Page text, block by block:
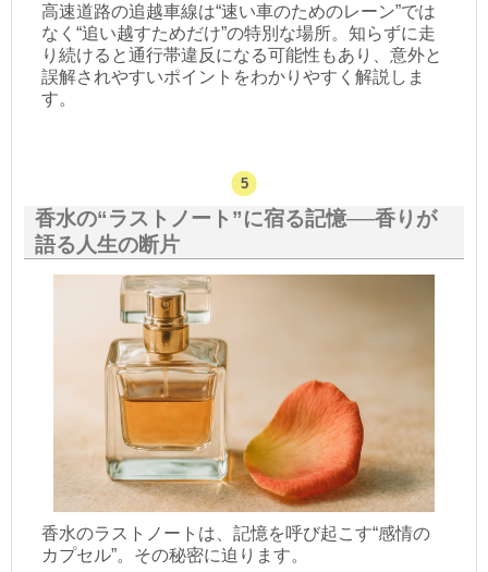
高速道路の追越車線は“速い車のためのレーン”では
なく“追い越すためだけ”の特別な場所。知らずに走
り続けると通行帯違反になる可能性もあり、意外と
誤解されやすいポイントをわかりやすく解説しま
す。
香水の“ラストノート”に宿る記憶──香りが
語る人生の断片
香水のラストノートは、記憶を呼び起こす“感情の
カプセル”。その秘密に迫ります。